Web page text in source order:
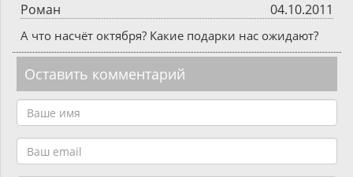
Роман 04.10.2011
А что насчёт октября? Какие подарки нас ожидают?
Оставить комментарий